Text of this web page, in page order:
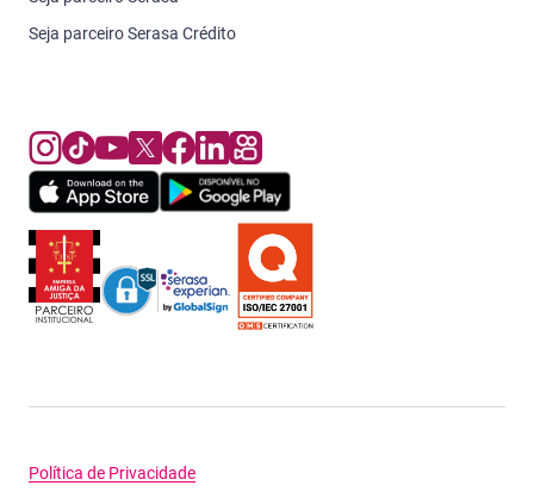
Seja parceiro Serasa Crédito
Política de Privacidade